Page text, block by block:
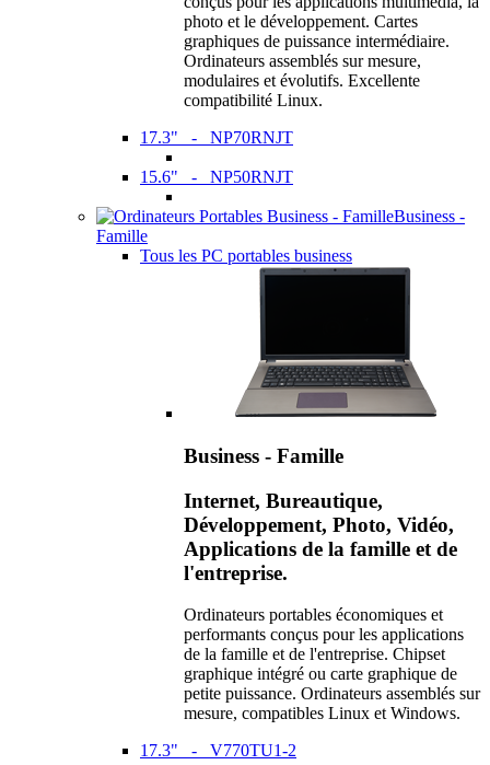
photo et le développement. Cartes
graphiques de puissance intermédiaire.
Ordinateurs assemblés sur mesure,
modulaires et évolutifs. Excellente
compatibilité Linux.
17.3" - NP70RNJT
15.6" - NP50RNJT
Business -
Famille
Tous les PC portables business
Business - Famille
Internet, Bureautique,
Développement, Photo, Vidéo,
Applications de la famille et de
l'entreprise.
Ordinateurs portables économiques et
performants conçus pour les applications
de la famille et de l'entreprise. Chipset
graphique intégré ou carte graphique de
petite puissance. Ordinateurs assemblés sur
mesure, compatibles Linux et Windows.
17.3" - V770TU1-2